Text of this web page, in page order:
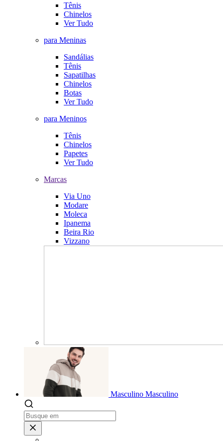
Tênis
Chinelos
Ver Tudo
para Meninas
Sandálias
Tênis
Sapatilhas
Chinelos
Botas
Ver Tudo
para Meninos
Tênis
Chinelos
Papetes
Ver Tudo
Marcas
Via Uno
Modare
Moleca
Ipanema
Beira Rio
Vizzano
Masculino Masculino